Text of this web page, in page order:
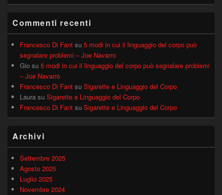
Commenti recenti
Francesco Di Fant su 5 modi in cui il linguaggio del corpo può
segnalare problemi – Joe Navarro
Gio su 5 modi in cui il linguaggio del corpo può segnalare problemi
– Joe Navarro
Francesco Di Fant su Sigarette e Linguaggio del Corpo
Laura su Sigarette e Linguaggio del Corpo
Francesco Di Fant su Sigarette e Linguaggio del Corpo
Archivi
Settembre 2025
Agosto 2025
Luglio 2025
Novembre 2024